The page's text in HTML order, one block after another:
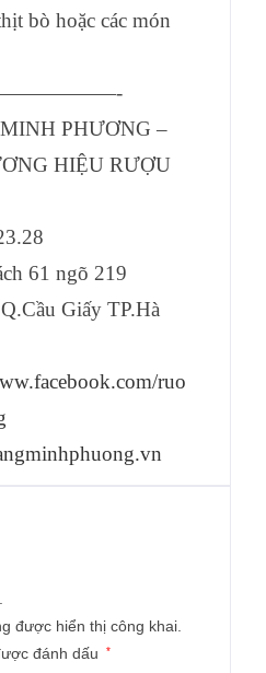
bò hoặc các món
PHƯƠNG –
HIỆU RƯỢU
61 ngõ 219
Giấy TP.Hà
ruo
được hiển thị công khai.
đánh dấu
*